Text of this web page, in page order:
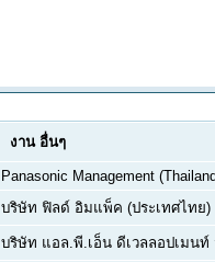
งาน อื่นๆ
Panasonic Management
บริษัท ฟิลด์ อิมแพ็ค (ประเทศไทย)
บริษัท แอล.พี.เอ็น ดีเวลลอปเมน